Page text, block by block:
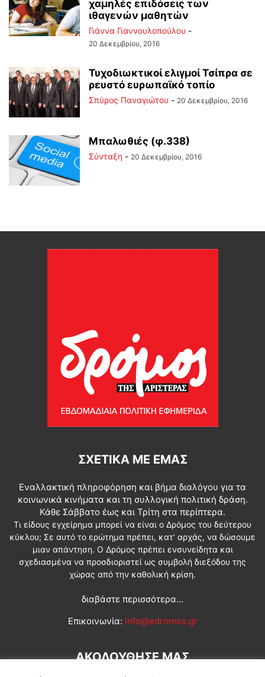
χαμηλές επιδόσεις των
ιθαγενών μαθητών
Γιάννα Γιαννουλοπούλου -
20 Δεκεμβρίου, 2016
Τυχοδιωκτικοί ελιγμοί Τσίπρα σε
ρευστό ευρωπαϊκό τοπίο
Σπύρος Παναγιώτου - 20 Δεκεμβρίου, 2016
Μπαλωθιές (φ.338)
Σύνταξη - 20 Δεκεμβρίου, 2016
ΣΧΕΤΙΚΆ ΜΕ ΕΜΆΣ
Εναλλακτική πληροφόρηση και βήμα διαλόγου για τα
κοινωνικά κινήματα και τη συλλογική πολιτική δράση.
Κάθε Σάββατο έως και Τρίτη στα περίπτερα.
Τι είδους εγχείρημα μπορεί να είναι ο Δρόμος του δεύτερου
κύκλου; Σε αυτό το ερώτημα πρέπει, κατ’ αρχάς, να δώσουμε
μιαν απάντηση. Ο Δρόμος πρέπει ενσυνείδητα και
σχεδιασμένα να προσδιοριστεί ως συμβολή διεξόδου της
χώρας από την καθολική κρίση.
διαβάστε περισσότερα...
Επικοινωνία: info@edromos.gr
ΑΚΟΛΟΥΘΗΣΕ ΜΑΣ